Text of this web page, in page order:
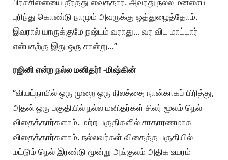
புரிந்து கொண்டு நாமும் அவருக்கு ஒத்துழைத்தோம்.
இவரால் யாருக்குமே நஷ்டம் வராது… வர விட மாட்டார்
என்பதற்கு இது ஒரு சான்று…”
ரஜினி என்ற நல்ல மனிதர்! -மிஷ்கின்
“வியட்நாமில் ஒரு முறை ஒரு நிலத்தை நான்காகப் பிரித்து,
அதன் ஒரு பகுதியில் நல்ல மனிதர்கள் சிலர் மூலம் நெல்
விதைத்தார்களாம். மற்ற பகுதிகளில் சாதாரணமாக
விதைத்தார்களாம். நல்லவர்கள் விதைத்த பகுதியில்
மட்டும் நெல் இரண்டு மூன்று அங்குலம் அதிக உயரம்